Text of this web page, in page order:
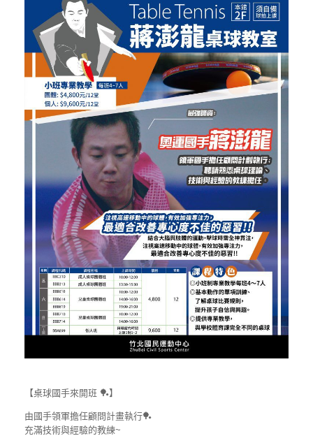
【桌球國手來開班 🏓】
由國手領軍擔任顧問計畫執行🏓
充滿技術與經驗的教練~